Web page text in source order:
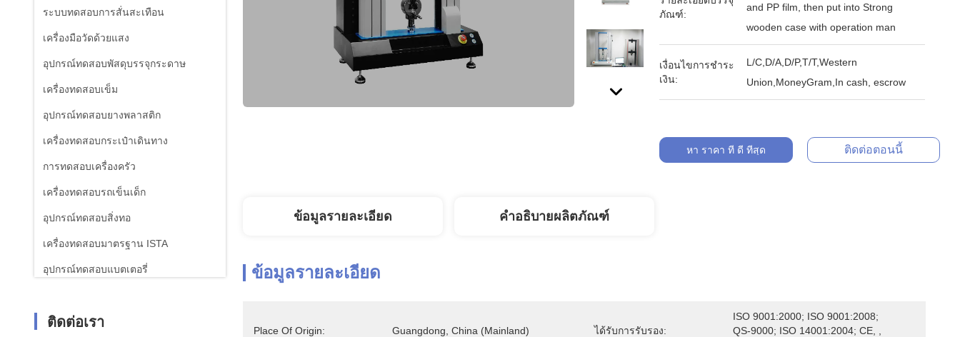
ระบบทดสอบการสั่นสะเทือน
เครื่องมือวัดด้วยแสง
อุปกรณ์ทดสอบพัสดุบรรจุกระดาษ
เครื่องทดสอบเข็ม
อุปกรณ์ทดสอบยางพลาสติก
เครื่องทดสอบกระเป๋าเดินทาง
การทดสอบเครื่องครัว
เครื่องทดสอบรถเข็นเด็ก
อุปกรณ์ทดสอบสิ่งทอ
เครื่องทดสอบมาตรฐาน ISTA
อุปกรณ์ทดสอบแบตเตอรี่
อุปกรณ์ทดสอบความเผาไหม้
ติดต่อเรา
ภัณฑ์:
and PP film, then put into Strong
wooden case with operation man
เงื่อนไขการชำระ
เงิน:
L/C,D/A,D/P,T/T,Western
Union,MoneyGram,In cash, escrow
หา ราคา ที่ ดี ที่สุด ติดต่อตอนนี้
ข้อมูลรายละเอียด คำอธิบายผลิตภัณฑ์
ข้อมูลรายละเอียด
Place Of Origin: Guangdong, China (Mainland) ได้รับการรับรอง:
ISO 9001:2000; ISO 9001:2008;
QS-9000; ISO 14001:2004; CE, ,